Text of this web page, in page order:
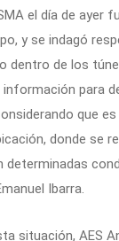
el día de ayer
y se indagó
dentro de los
para
que
donde se
Ibarra.
situación, AES